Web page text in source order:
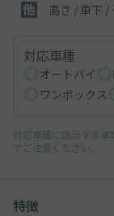
高さ / 車下 /
対応車種
オートバイ
ワンボックス
対応車種に該当する
でご注意ください。
特徴